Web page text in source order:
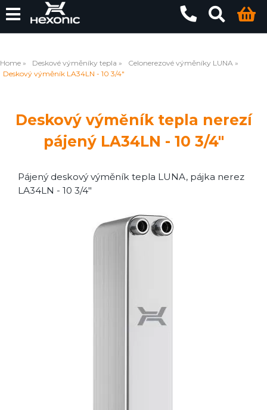
Home Deskové výměníky tepla
Celonerezové výměníky LUNA
Deskový výměník LA34LN - 10 3/4"
Deskový výměník tepla nerezí
pájený LA34LN - 10 3/4"
Pájený deskový výměník tepla LUNA, pájka nerez
LA34LN - 10 3/4"